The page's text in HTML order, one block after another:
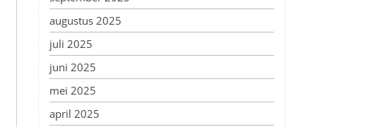
augustus 2025
juli 2025
juni 2025
mei 2025
april 2025